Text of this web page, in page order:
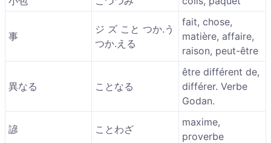
事
ジ ズ こと つか.う
つか.える
fait, chose,
matière, affaire,
raison, peut-être
異なる ことなる
être différent de,
différer. Verbe
Godan.
諺 ことわざ
maxime,
proverbe